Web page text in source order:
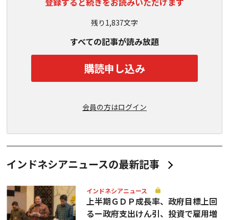
残り1,837文字
すべての記事が読み放題
購読申し込み
会員の方はログイン
インドネシアニュースの最新記事
インドネシアニュース
上半期ＧＤＰ成長率、政府目標上回
るー政府支出けん引、投資で雇用増